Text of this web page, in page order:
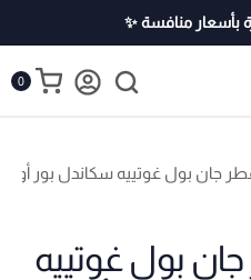
0
جان بول غوتييه سكاندل بور أوم لو
بول غوتييه